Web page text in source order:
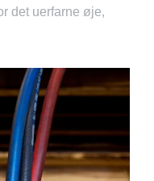
det uerfarne øje,